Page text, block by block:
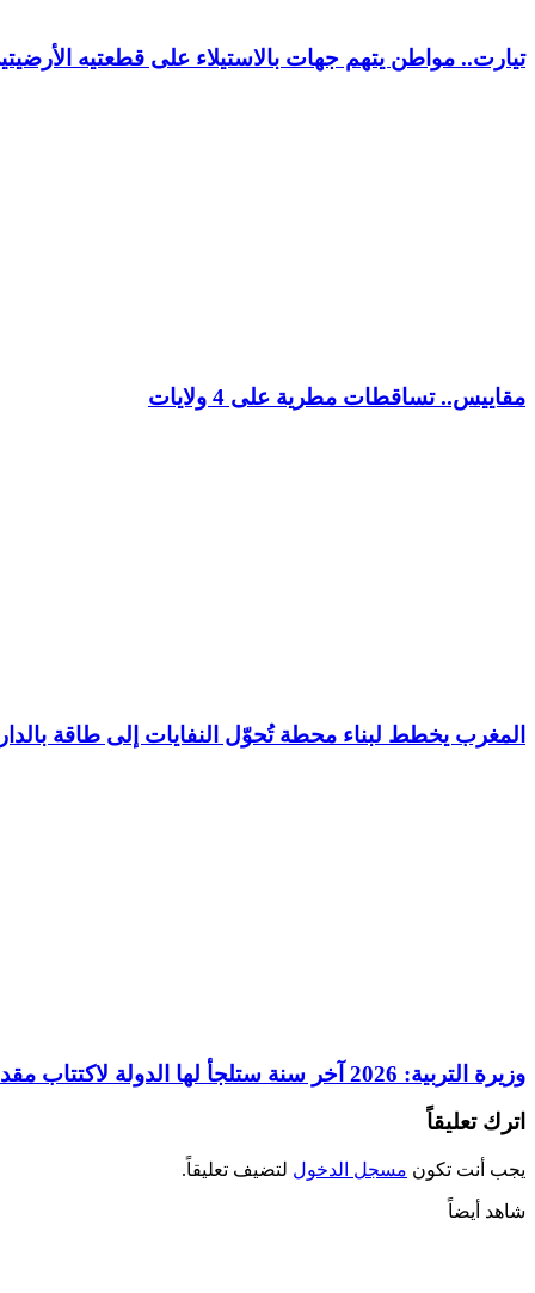
تيارت.. مواطن يتهم جهات بالاستيلاء على قطعتيه
مقاييس.. تساقطات مطرية على 4 ولايات
المغرب يخطط لبناء محطة تُحوّل النفايات إلى طاقة بالدار
وزيرة التربية: 2026 آخر سنة ستلجأ لها الدولة لاكتتاب مقدمي خدمات
اترك تعليقاً
يجب أنت تكون مسجل الدخول لتضيف تعليقاً.
شاهد أيضاً